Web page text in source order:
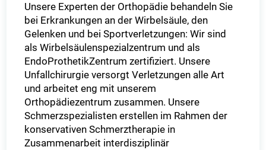
Unsere Experten der Orthopädie behandeln Sie
bei Erkrankungen an der Wirbelsäule, den
Gelenken und bei Sportverletzungen: Wir sind
als Wirbelsäulenspezialzentrum und als
EndoProthetikZentrum zertifiziert. Unsere
Unfallchirurgie versorgt Verletzungen alle Art
und arbeitet eng mit unserem
Orthopädiezentrum zusammen. Unsere
Schmerzspezialisten erstellen im Rahmen der
konservativen Schmerztherapie in
Zusammenarbeit interdisziplinär